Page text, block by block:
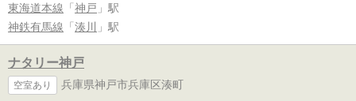
東海道本線 「 神戸 」駅
神鉄有馬線 「 湊川 」駅
ナタリー神戸
空室あり 兵庫県神戸市兵庫区湊町